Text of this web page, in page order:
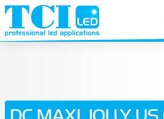
DC MAXI JOLLY